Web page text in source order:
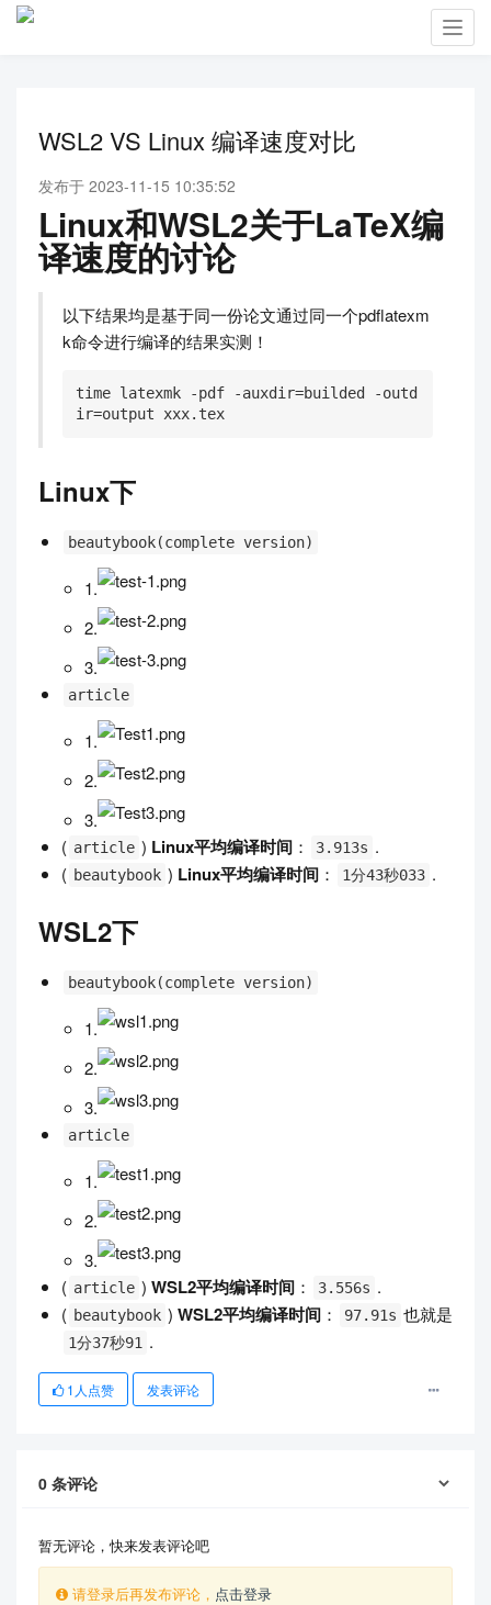
WSL2 VS Linux 编译速度对比
发布于 2023-11-15 10:35:52
Linux和WSL2关于LaTeX编
译速度的讨论
以下结果均是基于同一份论文通过同一个pdflatexm
k命令进行编译的结果实测！
time latexmk -pdf -auxdir=builded -outd
ir=output xxx.tex
Linux下
beautybook(complete version)
1.
2.
3.
article
1.
2.
3.
( article ) Linux平均编译时间 ： 3.913s .
( beautybook ) Linux平均编译时间 ： 1分43秒033 .
WSL2下
beautybook(complete version)
1.
2.
3.
article
1.
2.
3.
( article ) WSL2平均编译时间 ： 3.556s .
( beautybook ) WSL2平均编译时间 ： 97.91s 也就是
1分37秒91 .
1 人点赞 发表评论
0 条评论
暂无评论，快来发表评论吧
请登录后再发布评论， 点击登录